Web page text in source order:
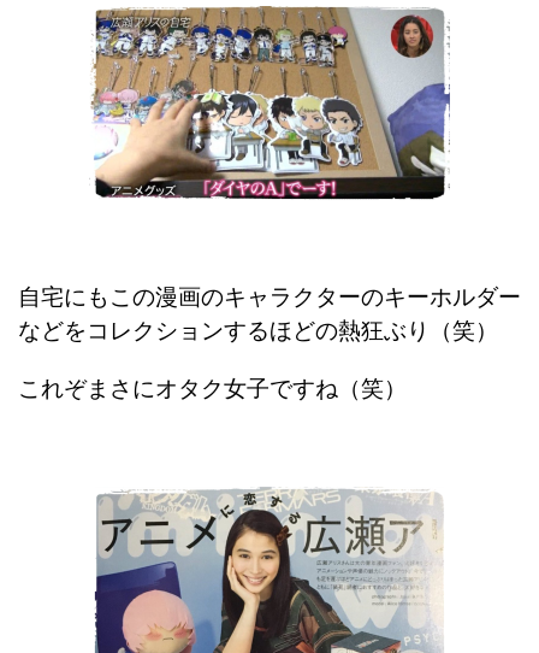
自宅にもこの漫画のキャラクターのキーホルダー
などをコレクションするほどの熱狂ぶり（笑）
これぞまさにオタク女子ですね（笑）